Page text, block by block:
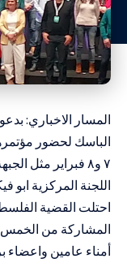
المسار الاخباري:
الباسك لحضور
٧ و٨ فبراير مثل
اللجنة المركزية ابو
احتلت القضية
المشاركة من
أمناء عامين واعضاء